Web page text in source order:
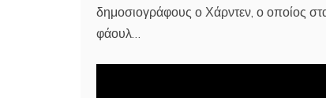
δημοσιογράφους ο Χάρντεν, ο οποίος
φάουλ…